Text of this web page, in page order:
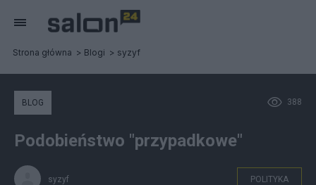
Strona główna Blogi syzyf
388
BLOG
Podobieństwo "przypadkowe"
syzyf POLITYKA